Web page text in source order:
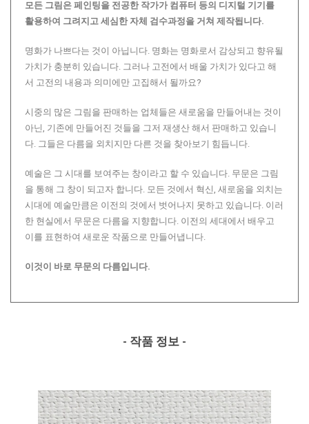
모든 그림은 페인팅을 전공한 작가가 컴퓨터 등의 디지털 기기를
활용하여 그려지고 세심한 자체 검수과정을 거쳐 제작됩니다.
명화가 나쁘다는 것이 아닙니다. 명화는 명화로서 감상되고 향유될
가치가 충분히 있습니다. 그러나 고전에서 배울 가치가 있다고 해
서 고전의 내용과 의미에만 고집해서 될까요?
시중의 많은 그림을 판매하는 업체들은 새로움을 만들어내는 것이
아닌, 기존에 만들어진 것들을 그저 재생산 해서 판매하고 있습니
다. 그들은 다름을 외치지만 다른 것을 찾아보기 힘듭니다.
예술은 그 시대를 보여주는 창이라고 할 수 있습니다. 무문은 그림
을 통해 그 창이 되고자 합니다. 모든 것에서 혁신, 새로움을 외치는
시대에 예술만큼은 이전의 것에서 벗어나지 못하고 있습니다. 이러
한 현실에서 무문은 다름을 지향합니다. 이전의 세대에서 배우고
이를 표현하여 새로운 작품으로 만들어냅니다.
이것이 바로 무문의 다름입니다.
- 작품 정보 -